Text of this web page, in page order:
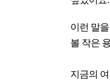
이런 말
볼 작은
지금의